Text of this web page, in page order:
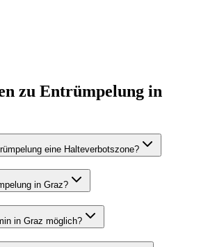
zu Entrümpelung in
eine Halteverbotszone?
in Graz?
in Graz möglich?